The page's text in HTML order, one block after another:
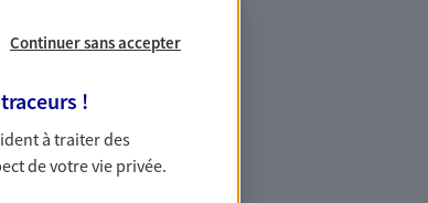
indépendants. Nous
mais aussi vous-même et
Continuer sans accepter
!
à traiter des
de votre vie privée.